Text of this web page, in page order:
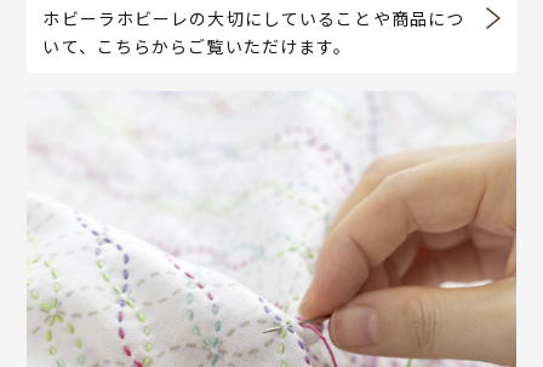
ホビーラホビーレの大切にしていることや商品につ
いて、こちらからご覧いただけます。